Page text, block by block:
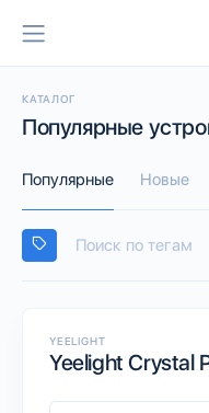
КАТАЛОГ
Популярные
Популярные Новые
YEELIGHT
Yeelight Crystal